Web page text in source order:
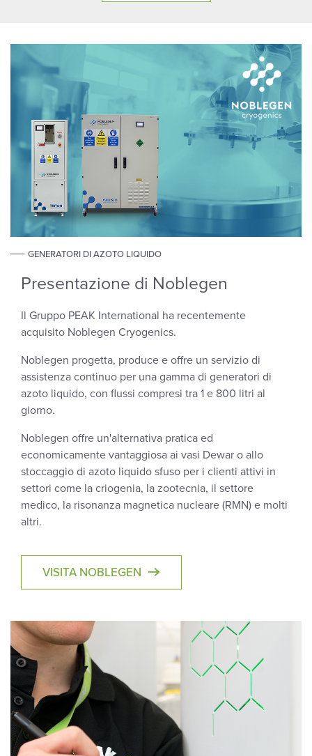
GENERATORI DI AZOTO LIQUIDO
Presentazione di Noblegen
Il Gruppo PEAK International ha recentemente
acquisito Noblegen Cryogenics.
Noblegen progetta, produce e offre un servizio di
assistenza continuo per una gamma di generatori di
azoto liquido, con flussi compresi tra 1 e 800 litri al
giorno.
Noblegen offre un'alternativa pratica ed
economicamente vantaggiosa ai vasi Dewar o allo
stoccaggio di azoto liquido sfuso per i clienti attivi in
settori come la criogenia, la zootecnia, il settore
medico, la risonanza magnetica nucleare (RMN) e molti
altri.
VISITA NOBLEGEN